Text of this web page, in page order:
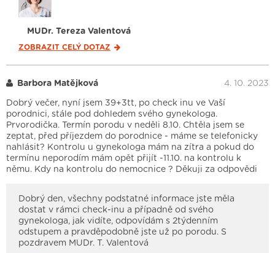
MUDr. Tereza Valentová
ZOBRAZIT CELÝ DOTAZ
Barbora Matějková 4. 10. 2023
Dobrý večer, nyní jsem 39+3tt, po check inu ve Vaší
porodnici, stále pod dohledem svého gynekologa.
Prvorodička. Termín porodu v neděli 8.10. Chtěla jsem se
zeptat, před příjezdem do porodnice - máme se telefonicky
nahlásit? Kontrolu u gynekologa mám na zítra a pokud do
termínu neporodím mám opět přijít -11.10. na kontrolu k
němu. Kdy na kontrolu do nemocnice ? Děkuji za odpovědi
Dobrý den, všechny podstatné informace jste měla
dostat v rámci check-inu a případně od svého
gynekologa, jak vidíte, odpovídám s 2týdenním
odstupem a pravděpodobně jste už po porodu. S
pozdravem MUDr. T. Valentová